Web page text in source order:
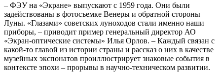
– ФЭУ на «Экране» выпускают с 1959 года. Они были
задействованы в фотосъемке Венеры и обратной стороны
Луны. «Глазами» советских луноходов стали именно наши
приборы, – приводит пример генеральный директор АО
«Экран-оптические системы» Илья Орлов. – Каждый связан с
какой-то главой из истории страны и рассказ о них в качестве
музейных экспонатов проиллюстрирует знаковые события в
контексте эпохи – прорывы в научно-техническом развитии.